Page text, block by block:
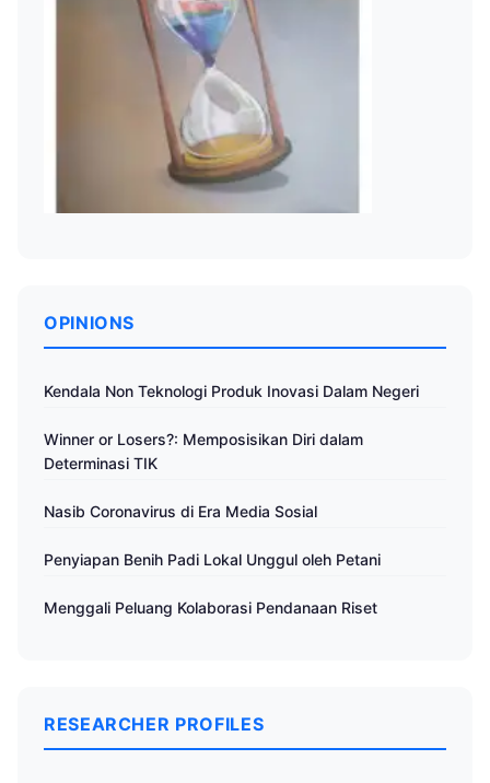
OPINIONS
Kendala Non Teknologi Produk Inovasi Dalam Negeri
Winner or Losers?: Memposisikan Diri dalam
Determinasi TIK
Nasib Coronavirus di Era Media Sosial
Penyiapan Benih Padi Lokal Unggul oleh Petani
Menggali Peluang Kolaborasi Pendanaan Riset
RESEARCHER PROFILES